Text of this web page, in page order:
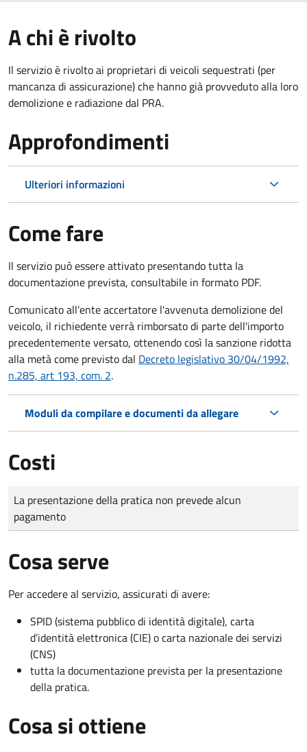
A chi è rivolto
Il servizio è rivolto ai proprietari di veicoli sequestrati (per
mancanza di assicurazione) che hanno già provveduto alla loro
demolizione e radiazione dal PRA.
Approfondimenti
Ulteriori informazioni
Come fare
Il servizio può essere attivato presentando tutta la
documentazione prevista, consultabile in formato PDF.
Comunicato all'ente accertatore l'avvenuta demolizione del
veicolo, il richiedente verrà rimborsato di parte dell'importo
precedentemente versato, ottenendo così la sanzione ridotta
alla metà come previsto dal Decreto legislativo 30/04/1992,
n.285, art 193, com. 2.
Moduli da compilare e documenti da allegare
Costi
Tipo di pagamento
Importo
La presentazione della pratica non prevede alcun
pagamento
Cosa serve
Per accedere al servizio, assicurati di avere:
SPID (sistema pubblico di identità digitale), carta
d’identità elettronica (CIE) o carta nazionale dei servizi
(CNS)
tutta la documentazione prevista per la presentazione
della pratica.
Cosa si ottiene